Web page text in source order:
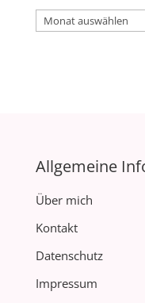
Archiv
Allgemeine
Über mich
Kontakt
Datenschutz
Impressum